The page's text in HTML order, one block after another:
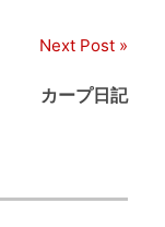
Next Post
カープ日記